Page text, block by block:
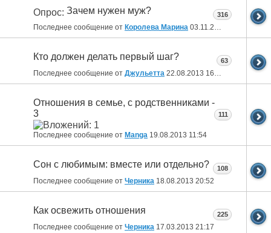
Опрос: Зачем нужен муж?
Последнее сообщение от Королева Марина 03.11.2013
316
Кто должен делать первый шаг?
Последнее сообщение от Джульетта 22.08.2013 16:33
63
Отношения в семье, с родственниками -
3
Последнее сообщение от Manga 19.08.2013 11:54
111
Сон с любимым: вместе или отдельно?
Последнее сообщение от Черника 18.08.2013 20:52
108
Как освежить отношения
Последнее сообщение от Черника 17.03.2013 21:17
225